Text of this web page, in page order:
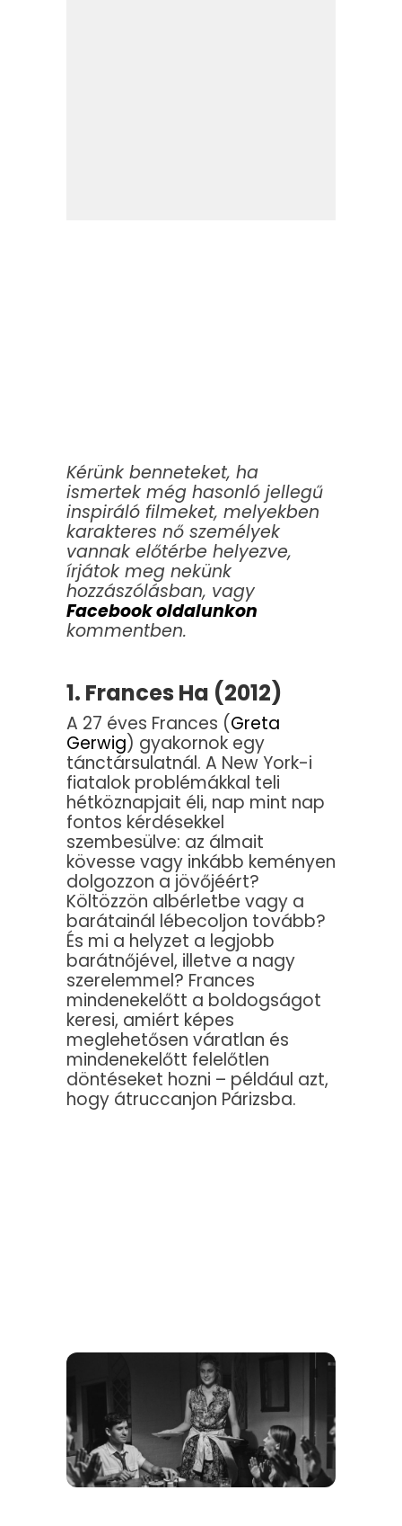
Kérünk benneteket, ha
ismertek még hasonló jellegű
inspiráló filmeket, melyekben
karakteres nő személyek
vannak előtérbe helyezve,
írjátok meg nekünk
hozzászólásban, vagy
Facebook oldalunkon
kommentben.
1. Frances Ha (2012)
A 27 éves Frances (Greta
Gerwig) gyakornok egy
tánctársulatnál. A New York-i
fiatalok problémákkal teli
hétköznapjait éli, nap mint nap
fontos kérdésekkel
szembesülve: az álmait
kövesse vagy inkább keményen
dolgozzon a jövőjéért?
Költözzön albérletbe vagy a
barátainál lébecoljon tovább?
És mi a helyzet a legjobb
barátnőjével, illetve a nagy
szerelemmel? Frances
mindenekelőtt a boldogságot
keresi, amiért képes
meglehetősen váratlan és
mindenekelőtt felelőtlen
döntéseket hozni – például azt,
hogy átruccanjon Párizsba.